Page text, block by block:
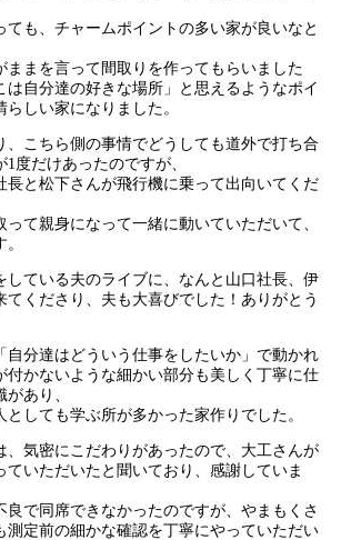
ても、チャームポイントの多い家が良いなと
ままを言って間取りを作ってもらいました
は自分達の好きな場所」と思えるようなポイ
しい家になりました。
、こちら側の事情でどうしても道外で打ち合
度だけあったのですが、
長と松下さんが飛行機に乗って出向いてくだ
って親身になって一緒に動いていただいて、
している夫のライブに、なんと山口社長、伊
てくださり、夫も大喜びでした！ありがとう
自分達はどういう仕事をしたいか」で動かれ
付かないような細かい部分も美しく丁寧に仕
があり、
しても学ぶ所が多かった家作りでした。
、気密にこだわりがあったので、大工さんが
ていただいたと聞いており、感謝していま
良で同席できなかったのですが、やまもくさ
測定前の細かな確認を丁寧にやっていただい